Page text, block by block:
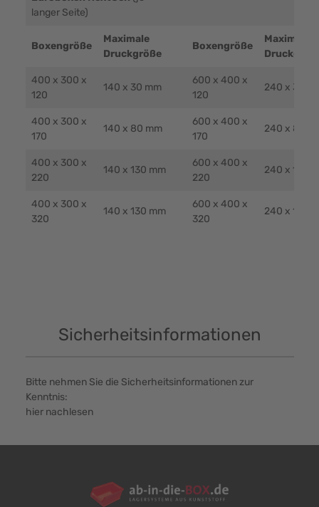
langer Seite)
Boxengröße
Maximale
Druckgröße
Boxengröße
Maximale
400 x 300 x
120
140 x 30 mm
600 x 400 x
120
240 x 30
400 x 300 x
170
140 x 80 mm
600 x 400 x
170
240 x 80
400 x 300 x
220
140 x 130 mm
600 x 400 x
220
240 x 130
400 x 300 x
320
140 x 130 mm
600 x 400 x
320
240 x 130
Sicherheitsinformationen
Bitte nehmen Sie die Sicherheitsinformationen zur
Kenntnis:
hier nachlesen